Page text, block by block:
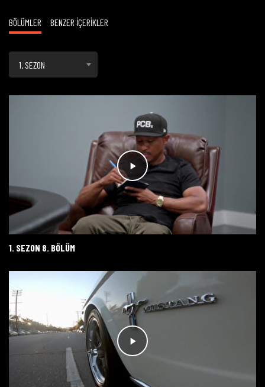
BÖLÜMLER BENZER İÇERİKLER
1. SEZON
1. SEZON 8. BÖLÜM